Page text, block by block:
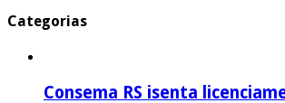
Categorias
Consema RS isenta